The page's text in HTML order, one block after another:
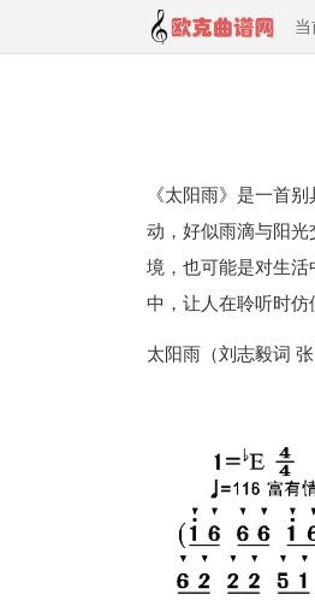
当
《太阳雨》是一首
动，好似雨滴与阳
境，也可能是对生
中，让人在聆听时仿
太阳雨（刘志毅词